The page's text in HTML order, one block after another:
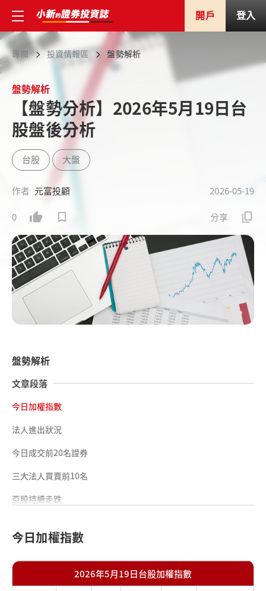
開戶 登入
專欄 投資情報區 盤勢解析
盤勢解析
【盤勢分析】2026年5月19日台
股盤後分析
台股 大盤
作者 元富投顧 2026-05-19
0 分享
盤勢解析
文章段落
今日加權指數
法人進出狀況
今日成交前20名證券
三大法人買賣前10名
亞股持續走跌
今日加權指數
2026年5月19日台股加權指數